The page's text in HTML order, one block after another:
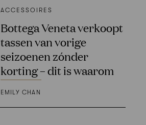
ACCESSOIRES
Bottega Veneta verkoopt
tassen van vorige
seizoenen zónder
korting – dit is waarom
EMILY CHAN